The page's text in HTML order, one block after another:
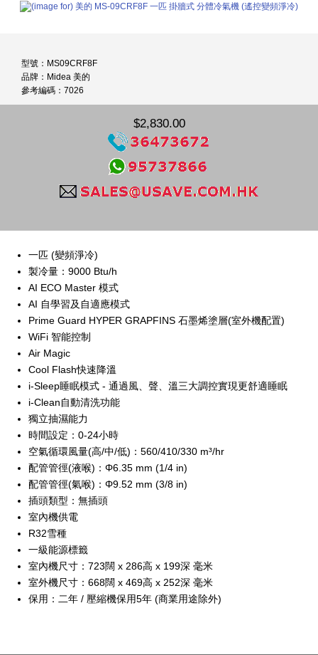
型號：MS09CRF8F
品牌：Midea 美的
參考編碼：7026
$2,830.00
一匹 (變頻淨冷)
製冷量：9000 Btu/h
AI ECO Master 模式
AI 自學習及自適應模式
Prime Guard HYPER GRAPFINS 石墨烯塗層(室外機配置)
WiFi 智能控制
Air Magic
Cool Flash快速降溫
i-Sleep睡眠模式 - 通過風、聲、溫三大調控實現更舒適睡眠
i-Clean自動清洗功能
獨立抽濕能力
時間設定：0-24小時
空氣循環風量(高/中/低)：560/410/330 m³/hr
配管管徑(液喉)：Φ6.35 mm (1/4 in)
配管管徑(氣喉)：Φ9.52 mm (3/8 in)
插頭類型：無插頭
室內機供電
R32雪種
一級能源標籤
室內機尺寸：723闊 x 286高 x 199深 毫米
室外機尺寸：668闊 x 469高 x 252深 毫米
保用：二年 / 壓縮機保用5年 (商業用途除外)